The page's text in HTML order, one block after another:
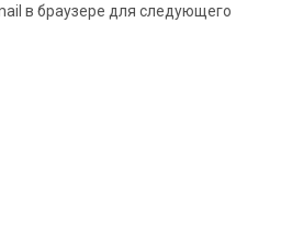
в браузере для следующего